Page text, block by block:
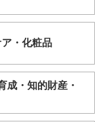
・ 化粧品
成・ 知的財産・